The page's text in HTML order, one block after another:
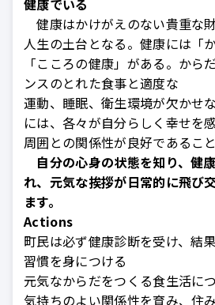
健康はかけがえのない貴重な
人生の土台となる。健康には「
「こころの健康」がある。から
ンスのとれた食事と適度な
運動、睡眠、衛生環境が欠かせ
には、各々が自分らしく幸せを
周囲との関係性が良好であるこ
自分の心身の状態を知り、健
れ、元気な挨拶が日常的に飛び
ます。
Actions
町民は必ず健康診断を受け、結
習慣を身につける
元気なからだをつくる食生活に
気持ちのよい関係性を育み、住